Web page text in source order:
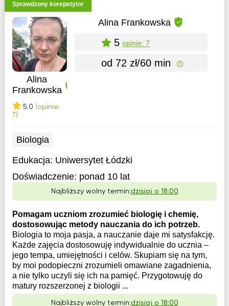
Sprawdzony korepetytor
Alina
Frankowska
5.0 (opinie:
7)
Alina Frankowska
5 opinie: 7
od 72 zł/60 min
Biologia
Edukacja: Uniwersytet Łódzki
Doświadczenie: ponad 10 lat
Najbliższy wolny termin:dzisiaj o 18:00
Pomagam uczniom zrozumieć biologię i chemię,
dostosowując metody nauczania do ich potrzeb.
Biologia to moja pasja, a nauczanie daje mi satysfakcję.
Każde zajęcia dostosowuję indywidualnie do ucznia –
jego tempa, umiejętności i celów. Skupiam się na tym,
by moi podopieczni zrozumieli omawiane zagadnienia,
a nie tylko uczyli się ich na pamięć. Przygotowuję do
matury rozszerzonej z biologii ...
Najbliższy wolny termin:dzisiaj o 18:00